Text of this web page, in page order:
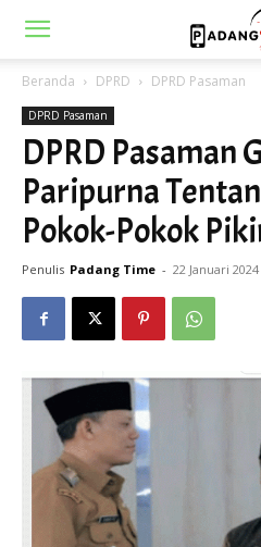
Beranda DPRD DPRD Pasaman
DPRD Pasaman
DPRD Pasaman
Paripurna
Pokok-Pokok
Penulis Padang Time - 22 Januari 2024